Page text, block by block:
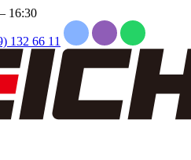
16:30
132 66 11